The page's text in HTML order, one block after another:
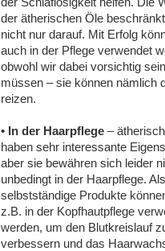
der ätherischen Öle
nicht nur darauf. Mit Erfolg
auch in der Pflege verwendet
obwohl wir dabei vorsichtig sein
müssen – sie können nämlich
reizen.
• In der Haarpflege –
haben sehr interessante
aber sie bewähren sich leider
unbedingt in der Haarpflege. Als
selbstständige Produkte
z.B. in der Kopfhautpflege
werden, um den Blutkreislauf
verbessern und das